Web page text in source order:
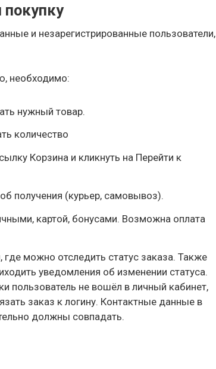
и незарегистрированные пользователи,
необходимо:
нужный товар.
количество
Корзина и кликнуть на Перейти к
получения (курьер, самовывоз).
картой, бонусами. Возможна оплата
можно отследить статус заказа. Также
уведомления об изменении статуса.
пользователь не вошёл в личный кабинет,
заказ к логину. Контактные данные в
должны совпадать.